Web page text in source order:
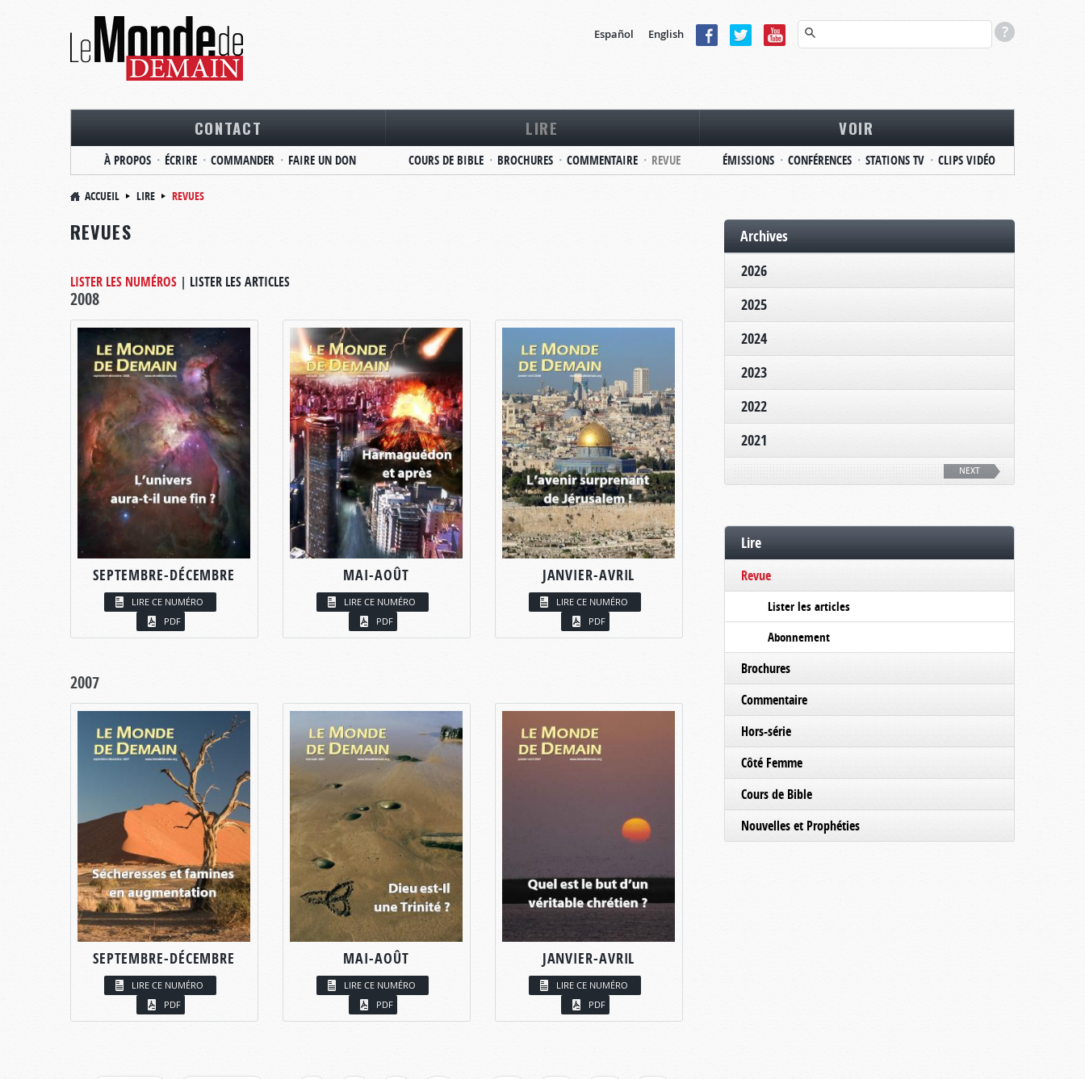
Español English
CONTACT
À PROPOS ÉCRIRE COMMANDER FAIRE UN DON
LIRE
COURS DE BIBLE BROCHURES COMMENTAIRE REVUE
VOIR
ÉMISSIONS CONFÉRENCES STATIONS TV CLIPS VIDÉO
ACCUEIL LIRE REVUES
REVUES
LISTER LES NUMÉROS | LISTER LES ARTICLES
2008
SEPTEMBRE-DÉCEMBRE
LIRE CE NUMÉRO
PDF
MAI-AOÛT
LIRE CE NUMÉRO
PDF
JANVIER-AVRIL
LIRE CE NUMÉRO
PDF
2007
SEPTEMBRE-DÉCEMBRE
LIRE CE NUMÉRO
PDF
MAI-AOÛT
LIRE CE NUMÉRO
PDF
JANVIER-AVRIL
LIRE CE NUMÉRO
PDF
Archives
2026
2025
2024
2023
2022
2021
NEXT
Lire
Revue
Lister les articles
Abonnement
Brochures
Commentaire
Hors-série
Côté Femme
Cours de Bible
Nouvelles et Prophéties